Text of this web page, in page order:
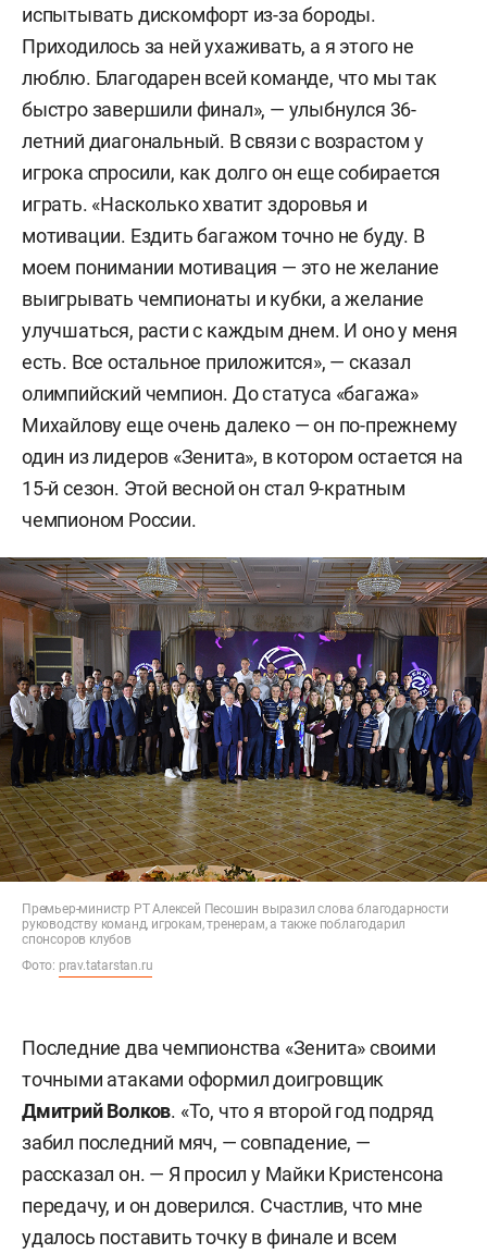
испытывать дискомфорт из-за бороды.
Приходилось за ней ухаживать, а я этого не
люблю. Благодарен всей команде, что мы так
быстро завершили финал», — улыбнулся 36-
летний диагональный. В связи с возрастом у
игрока спросили, как долго он еще собирается
играть. «Насколько хватит здоровья и
мотивации. Ездить багажом точно не буду. В
моем понимании мотивация — это не желание
выигрывать чемпионаты и кубки, а желание
улучшаться, расти с каждым днем. И оно у меня
есть. Все остальное приложится», — сказал
олимпийский чемпион. До статуса «багажа»
Михайлову еще очень далеко — он по-прежнему
один из лидеров «Зенита», в котором остается на
15-й сезон. Этой весной он стал 9-кратным
чемпионом России.
Премьер-министр РТ Алексей Песошин выразил слова благодарности
руководству команд, игрокам, тренерам, а также поблагодарил
спонсоров клубов
Фото: prav.tatarstan.ru
Последние два чемпионства «Зенита» своими
точными атаками оформил доигровщик
Дмитрий Волков. «То, что я второй год подряд
забил последний мяч, — совпадение, —
рассказал он. — Я просил у Майки Кристенсона
передачу, и он доверился. Счастлив, что мне
удалось поставить точку в финале и всем